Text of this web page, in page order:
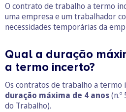
O contrato de trabalho a termo
uma empresa e um trabalhador
necessidades temporárias da
Qual a duração
a termo incerto?
Os contratos de trabalho a termo
duração máxima de 4 anos(n.º
do Trabalho).